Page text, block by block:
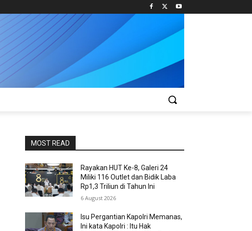
MOST READ
Rayakan HUT Ke-8, Galeri 24
Miliki 116 Outlet dan Bidik Laba
Rp1,3 Triliun di Tahun Ini
6 August 2026
Isu Pergantian Kapolri Memanas,
Ini kata Kapolri : Itu Hak